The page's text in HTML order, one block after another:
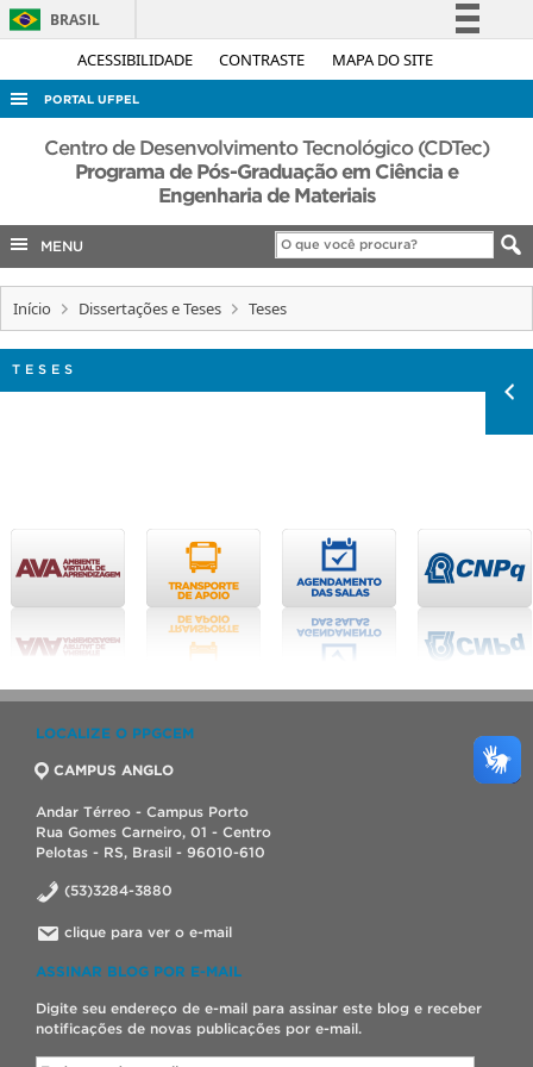
ACESSIBILIDADE CONTRASTE MAPA DO SITE
BRASIL
Simplifique!
Acesso à informação
Legislação
Canais
PORTAL UFPEL
ACESSO À INFORMAÇÃO
AUDITORIA
EDITAIS
Centro de Desenvolvimento Tecnológico (CDTec)
Programa de Pós-Graduação em Ciência e
Engenharia de Materiais
MENU
Início Dissertações e Teses Teses
TESES
LOCALIZE O PPGCEM
CAMPUS ANGLO
Andar Térreo - Campus Porto
Rua Gomes Carneiro, 01 - Centro
Pelotas - RS, Brasil - 96010-610
(53)3284-3880
clique para ver o e-mail
ASSINAR BLOG POR E-MAIL
Digite seu endereço de e-mail para assinar este blog e receber
notificações de novas publicações por e-mail.